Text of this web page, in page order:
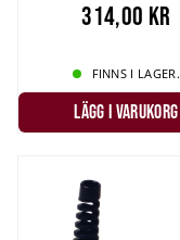
314,00 kr
FINNS I LAGER.
LÄGG I VARUKORG